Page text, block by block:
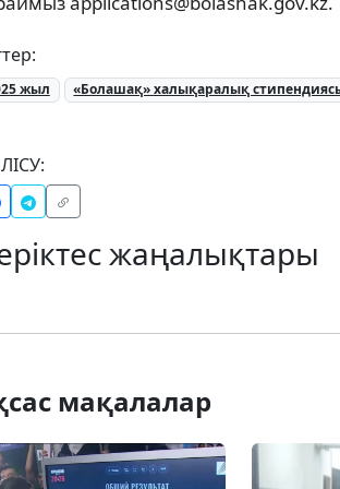
жыл «Болашақ» халықаралық
жаңалықтары
мақалалар